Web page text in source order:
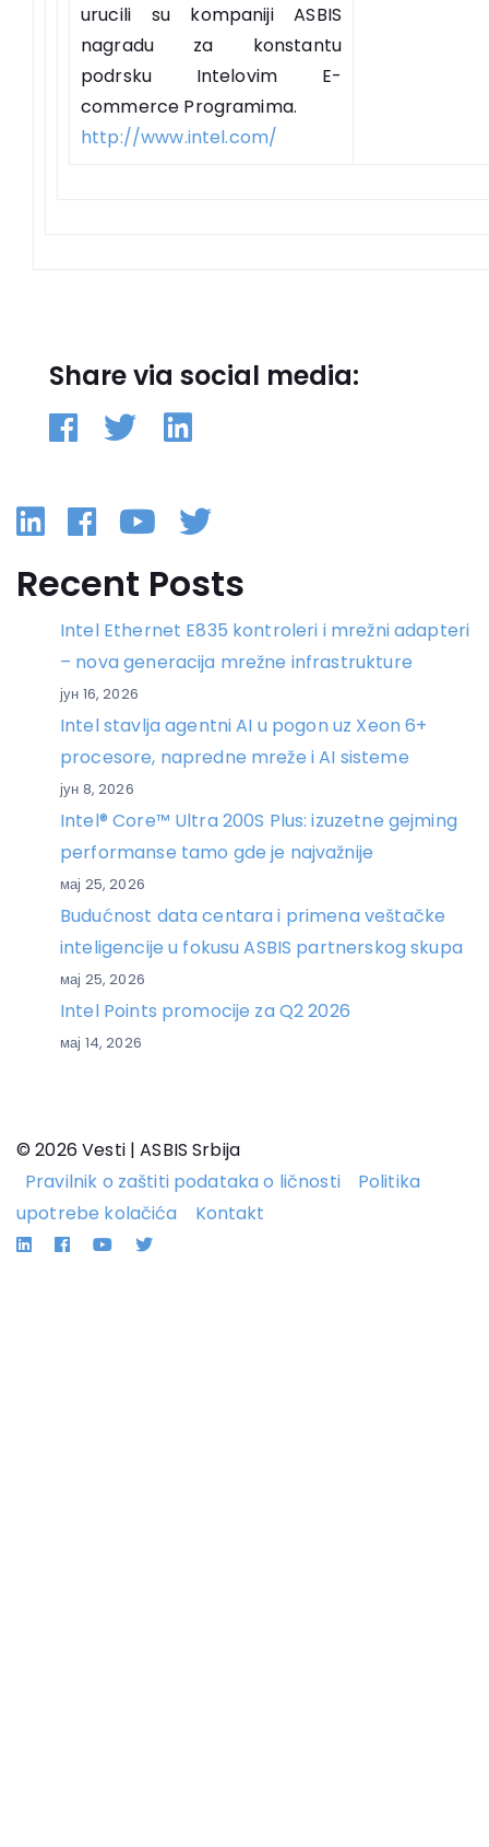
urucili su kompaniji ASBIS
nagradu za konstantu
podrsku Intelovim E-
commerce Programima.
http://www.intel.com/
Share via social media:
Linkedin
Facebook
YouTube
Twitter
Recent Posts
Intel Ethernet E835 kontroleri i mrežni adapteri
– nova generacija mrežne infrastrukture
јун 16, 2026
Intel stavlja agentni AI u pogon uz Xeon 6+
procesore, napredne mreže i AI sisteme
јун 8, 2026
Intel® Core™ Ultra 200S Plus: izuzetne gejming
performanse tamo gde je najvažnije
мај 25, 2026
Budućnost data centara i primena veštačke
inteligencije u fokusu ASBIS partnerskog skupa
мај 25, 2026
Intel Points promocije za Q2 2026
мај 14, 2026
© 2026 Vesti | ASBIS Srbija
Pravilnik o zaštiti podataka o ličnosti
Politika
upotrebe kolačića
Kontakt
LinkedinFacebook
YouTubeTwitter